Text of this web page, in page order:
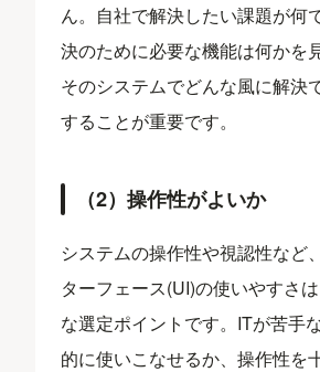
ん。自社で解決したい課題が何
決のために必要な機能は何かを
そのシステムでどんな風に解決
することが重要です。
（2）操作性がよいか
システムの操作性や視認性など
ターフェース(UI)の使いやすさ
な選定ポイントです。ITが苦手
的に使いこなせるか、操作性を